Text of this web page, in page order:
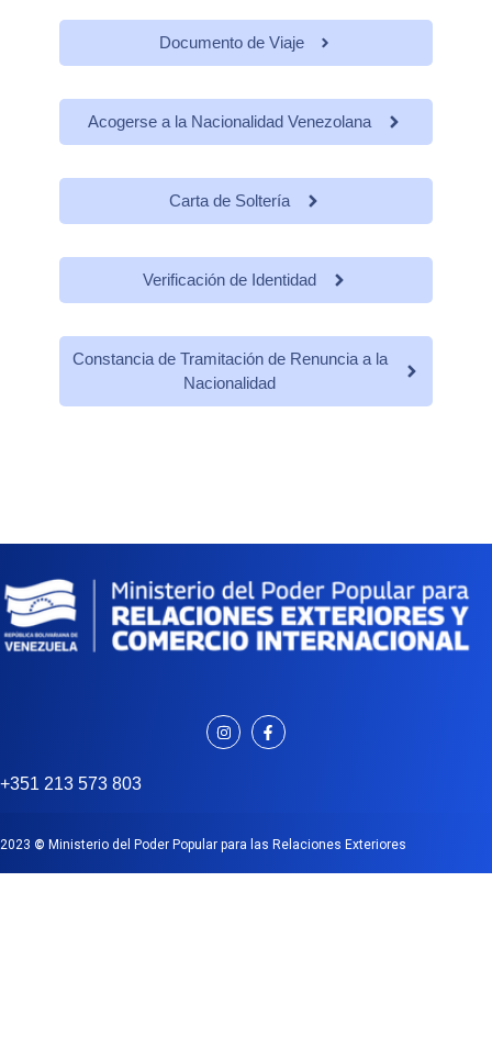
Documento de Viaje
Acogerse a la Nacionalidad Venezolana
Carta de Soltería
Verificación de Identidad
Constancia de Tramitación de Renuncia a la
Nacionalidad
+351 213 573 803
2023 © Ministerio del Poder Popular para las Relaciones Exteriores